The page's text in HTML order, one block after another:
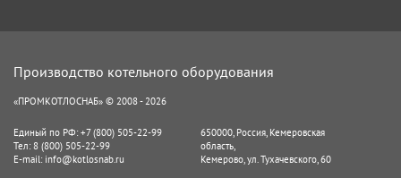
Производство котельного оборудования
«ПРОМКОТЛОСНАБ» © 2008 - 2026
Единый по РФ: +7 (800) 505-22-99
Тел: 8 (800) 505-22-99
E-mail: info@kotlosnab.ru
650000, Россия, Кемеровская
область,
Кемерово,ул. Тухачевского, 60